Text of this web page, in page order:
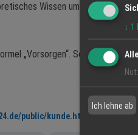
Wissen um „Funken,
„Vorsorgen“. So wird
public/
↓ 1
Ich lehne ab